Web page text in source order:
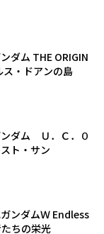
ダム THE ORIGIN
ス・ドアンの島
ダム Ｕ．Ｃ．０
ト・サン
ンダムＷ Endless
ちの栄光